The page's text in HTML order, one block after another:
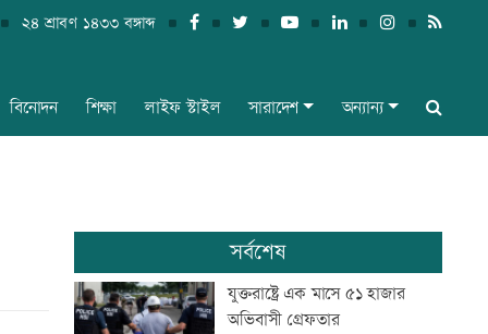
২৪ শ্রাবণ ১৪৩৩ বঙ্গাব্দ
বিনোদন শিক্ষা লাইফ স্টাইল সারাদেশ অন্যান্য
সর্বশেষ
যুক্তরাষ্ট্রে এক মাসে ৫১ হাজার
অভিবাসী গ্রেফতার